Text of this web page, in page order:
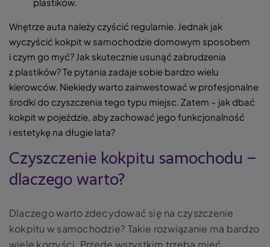
Wnętrze auta należy czyścić regularnie. Jednak jak
wyczyścić kokpit w samochodzie domowym sposobem
i czym go myć? Jak skutecznie usunąć zabrudzenia
z plastików? Te pytania zadaje sobie bardzo wielu
kierowców. Niekiedy warto zainwestować w profesjonalne
środki do czyszczenia tego typu miejsc. Zatem – jak dbać
kokpit w pojeździe, aby zachować jego funkcjonalność
i estetykę na długie lata?
Czyszczenie kokpitu samochodu –
dlaczego warto?
Dlaczego warto zdecydować się na czyszczenie
kokpitu w samochodzie? Takie rozwiązanie ma bardzo
wiele korzyści. Przede wszystkim trzeba mieć